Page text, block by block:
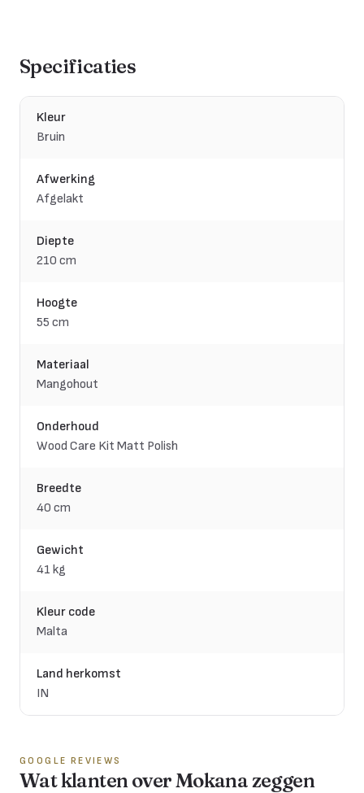
Specificaties
Kleur
Bruin
Afwerking
Afgelakt
Diepte
210 cm
Hoogte
55 cm
Materiaal
Mangohout
Onderhoud
Wood Care Kit Matt Polish
Breedte
40 cm
Gewicht
41 kg
Kleur code
Malta
Land herkomst
IN
GOOGLE REVIEWS
Wat klanten over Mokana zeggen